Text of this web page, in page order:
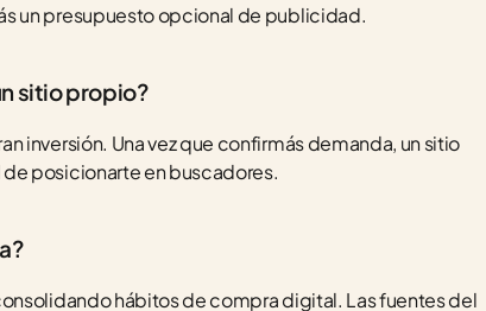
un presupuesto opcional de publicidad.
sitio propio?
inversión. Una vez que confirmás demanda, un sitio
posicionarte en buscadores.
hábitos de compra digital. Las fuentes del